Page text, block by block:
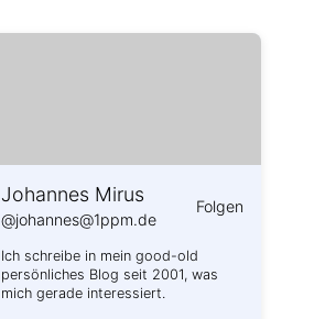
Johannes Mirus
@johannes@1ppm.de
Folgen
Ich schreibe in mein good-old
persönliches Blog seit 2001, was
mich gerade interessiert.